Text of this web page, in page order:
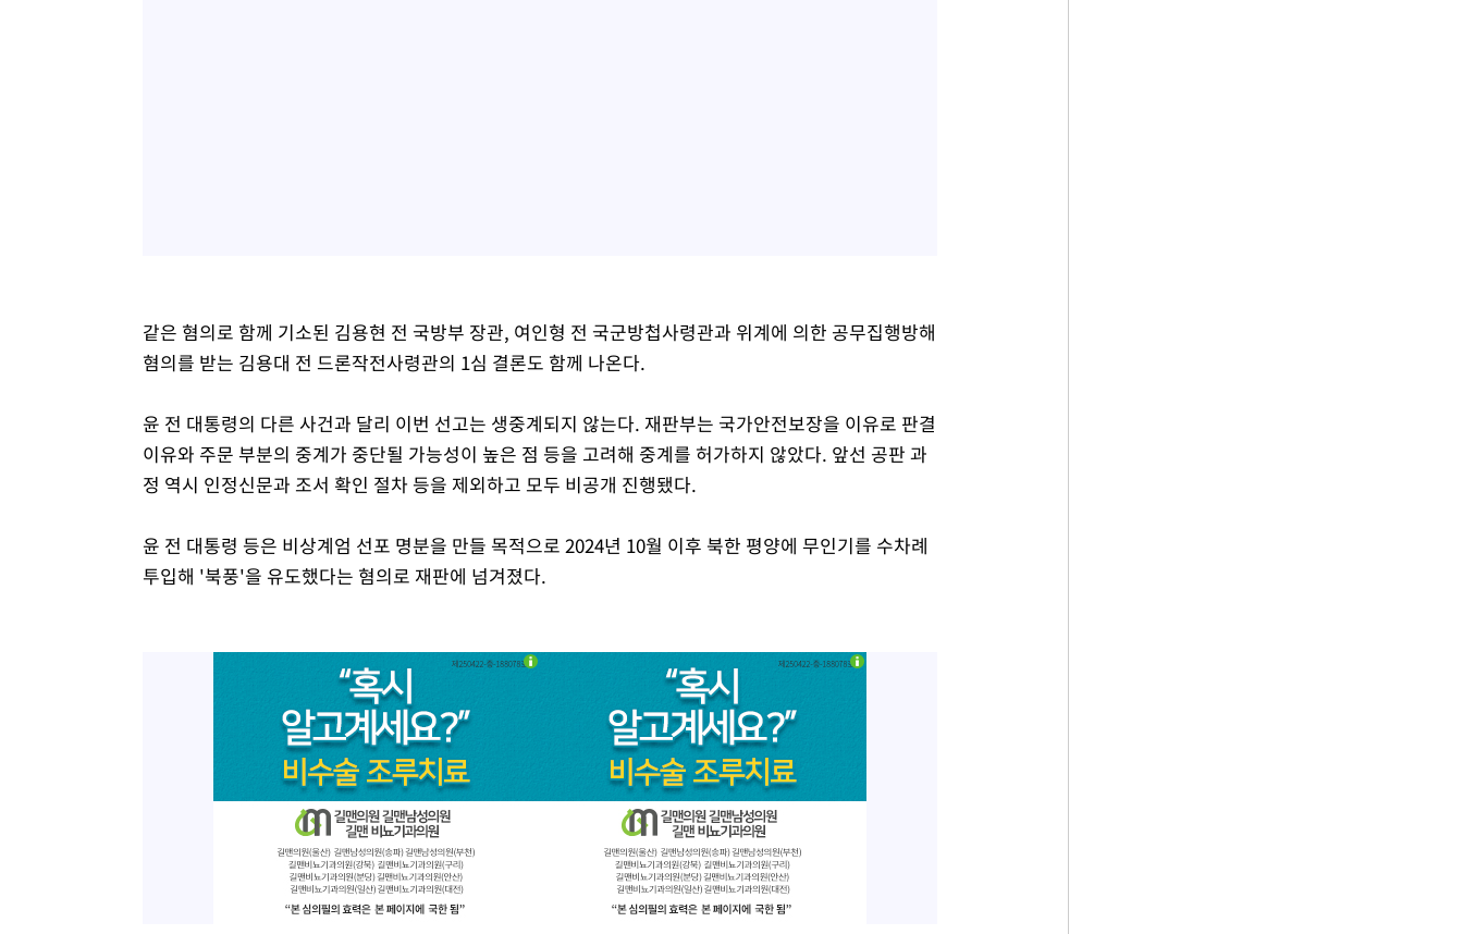
같은 혐의로 함께 기소된 김용현 전 국방부 장관, 여인형 전 국군방첩사령관과 위계에 의한 공무집행방해
혐의를 받는 김용대 전 드론작전사령관의 1심 결론도 함께 나온다.
윤 전 대통령의 다른 사건과 달리 이번 선고는 생중계되지 않는다. 재판부는 국가안전보장을 이유로 판결
이유와 주문 부분의 중계가 중단될 가능성이 높은 점 등을 고려해 중계를 허가하지 않았다. 앞선 공판 과
정 역시 인정신문과 조서 확인 절차 등을 제외하고 모두 비공개 진행됐다.
윤 전 대통령 등은 비상계엄 선포 명분을 만들 목적으로 2024년 10월 이후 북한 평양에 무인기를 수차례
투입해 '북풍'을 유도했다는 혐의로 재판에 넘겨졌다.